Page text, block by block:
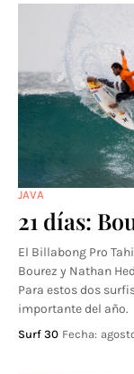
JAVA
21 días:
El Billabong Pro
Bourez y Nathan
Para estos dos
importante del año.
Surf 30 Fecha: